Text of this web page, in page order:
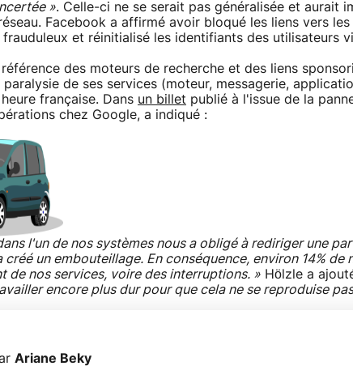
». Celle-ci ne se serait pas généralisée et aurait
Facebook a affirmé avoir bloqué les liens vers
frauduleux et réinitialisé les identifiants des utilisateurs
des moteurs de recherche et des liens
paralysie de ses services (moteur, messagerie,
française. Dans un billet publié à l'issue de la
chez Google, a indiqué :
l'un de nos systèmes nous a obligé à rediriger une
créé un embouteillage. En conséquence, environ 14%
de nos services, voire des interruptions. » Hölzle a
encore plus dur pour que cela ne se reproduise
Ariane Beky